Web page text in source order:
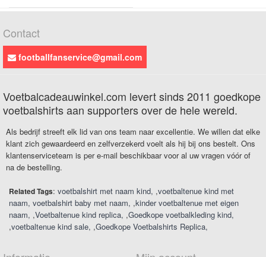
Contact
footballfanservice@gmail.com
Voetbalcadeauwinkel.com levert sinds 2011 goedkope
voetbalshirts aan supporters over de hele wereld.
Als bedrijf streeft elk lid van ons team naar excellentie. We willen dat elke
klant zich gewaardeerd en zelfverzekerd voelt als hij bij ons bestelt. Ons
klantenserviceteam is per e-mail beschikbaar voor al uw vragen vóór of
na de bestelling.
Related Tags: voetbalshirt met naam kind ,voetbaltenue kind met
naam voetbalshirt baby met naam ,kinder voetbaltenue met eigen
naam ,Voetbaltenue kind replica ,Goedkope voetbalkleding kind
,voetbaltenue kind sale ,Goedkope Voetbalshirts Replica